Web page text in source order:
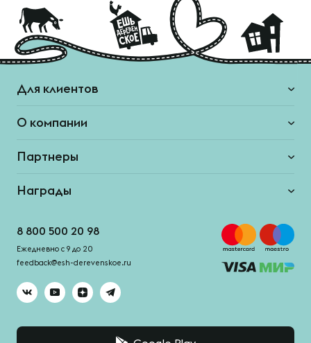
Для клиентов
О компании
Партнеры
Награды
8 800 500 20 98
Ежедневно с 9 до 20
feedback@esh-derevenskoe.ru